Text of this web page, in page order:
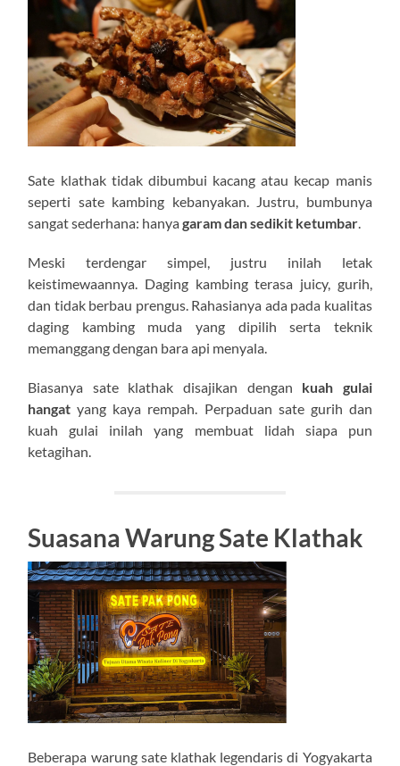
Sate klathak tidak dibumbui kacang atau kecap manis
seperti sate kambing kebanyakan. Justru, bumbunya
sangat sederhana: hanyagaram dan sedikit ketumbar
Meski terdengar simpel, justru inilah letak
keistimewaannya. Daging kambing terasa juicy, gurih,
dan tidak berbau prengus. Rahasianya ada pada kualitas
daging kambing muda yang dipilih serta teknik
memanggang dengan bara api menyala.
Biasanya sate klathak disajikan dengan kuah gulai
hangat yang kaya rempah. Perpaduan sate gurih dan
kuah gulai inilah yang membuat lidah siapa pun
ketagihan.
Suasana Warung Sate Klathak
Beberapa warung sate klathak legendaris di Yogyakarta